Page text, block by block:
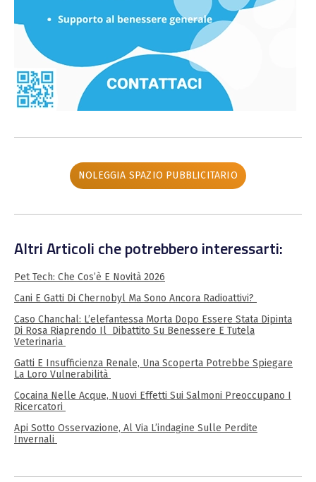
NOLEGGIA SPAZIO PUBBLICITARIO
Altri Articoli che potrebbero interessarti:
Pet Tech: Che Cos’è E Novità 2026
Cani E Gatti Di Chernobyl Ma Sono Ancora Radioattivi?
Caso Chanchal: L’elefantessa Morta Dopo Essere Stata Dipinta
Di Rosa Riaprendo Il Dibattito Su Benessere E Tutela
Veterinaria
Gatti E Insufficienza Renale, Una Scoperta Potrebbe Spiegare
La Loro Vulnerabilità
Cocaina Nelle Acque, Nuovi Effetti Sui Salmoni Preoccupano I
Ricercatori
Api Sotto Osservazione, Al Via L’indagine Sulle Perdite
Invernali